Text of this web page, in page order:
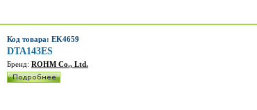
Код товара: EK4659
DTA143ES
Бренд: ROHM Co., Ltd.